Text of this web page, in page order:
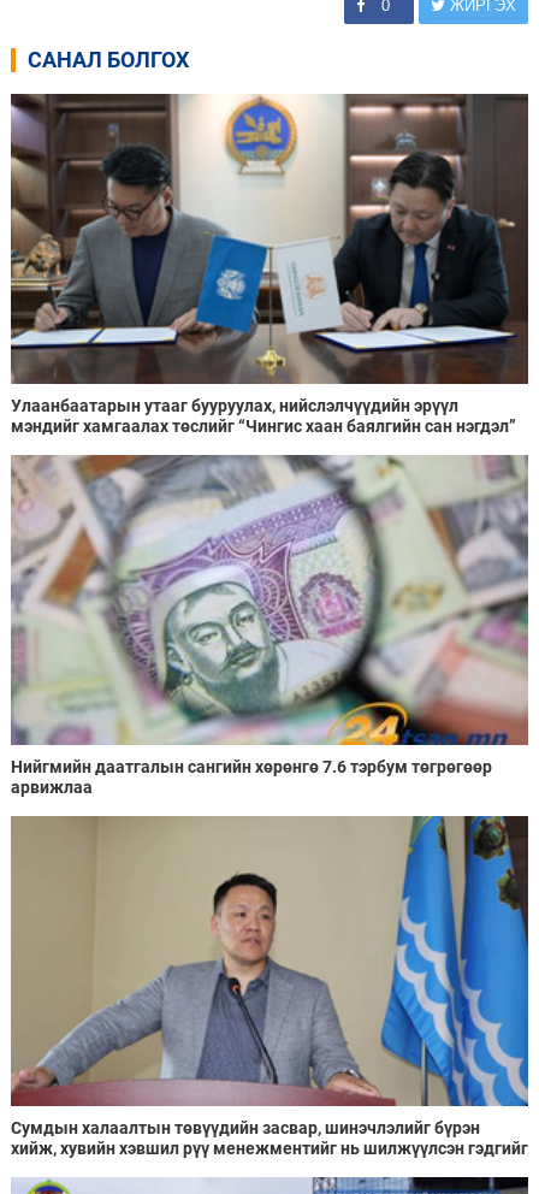
0 ЖИРГЭХ
САНАЛ БОЛГОХ
Улаанбаатарын утааг бууруулах, нийслэлчүүдийн эрүүл
мэндийг хамгаалах төслийг “Чингис хаан баялгийн сан нэгдэл”
Нийгмийн даатгалын сангийн хөрөнгө 7.6 тэрбум төгрөгөөр
арвижлаа
Сумдын халаалтын төвүүдийн засвар, шинэчлэлийг бүрэн
хийж, хувийн хэвшил рүү менежментийг нь шилжүүлсэн гэдгийг